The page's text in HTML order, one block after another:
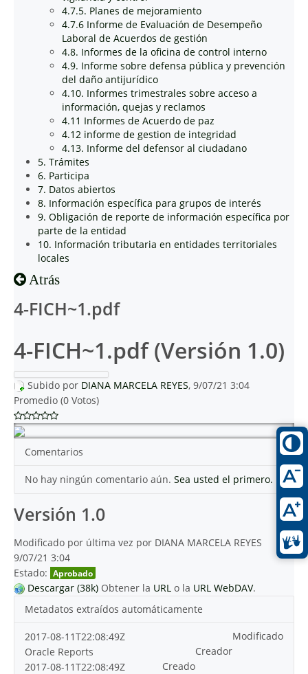
4.7.5. Planes de mejoramiento
4.7.6 Informe de Evaluación de Desempeño
Laboral de Acuerdos de gestión
4.8. Informes de la oficina de control interno
4.9. Informe sobre defensa pública y prevención
del daño antijurídico
4.10. Informes trimestrales sobre acceso a
información, quejas y reclamos
4.11 Informes de Acuerdo de paz
4.12 informe de gestion de integridad
4.13. Informe del defensor al ciudadano
5. Trámites
6. Participa
7. Datos abiertos
8. Información específica para grupos de interés
9. Obligación de reporte de información específica por
parte de la entidad
10. Información tributaria en entidades territoriales
locales
Atrás
4-FICH~1.pdf
4-FICH~1.pdf (Versión 1.0)
Subido por DIANA MARCELA REYES, 9/07/21 3:04
Promedio (0 Votos)
Comentarios
No hay ningún comentario aún. Sea usted el primero.
Versión 1.0
Modificado por última vez por DIANA MARCELA REYES
9/07/21 3:04
Estado: Aprobado
Descargar (38k) Obtener la URL o la URL WebDAV.
Metadatos extraídos automáticamente
Modificado
2017-08-11T22:08:49Z
Creador
Oracle Reports
Creado
2017-08-11T22:08:49Z